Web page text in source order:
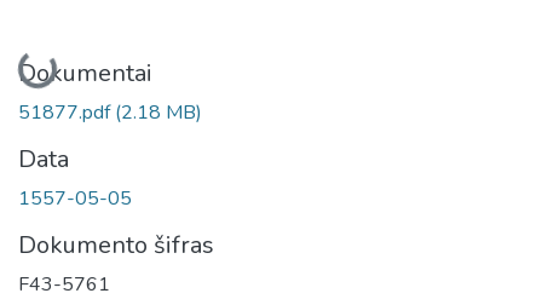
Įkeliama...
Dokumentai
51877.pdf(2.18 MB)
Data
1557-05-05
Dokumento šifras
F43-5761